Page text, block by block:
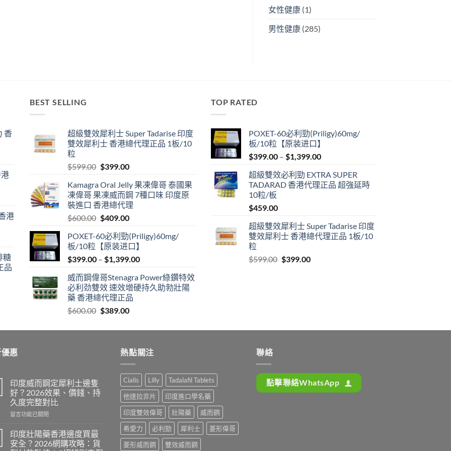
女性健康(1)
男性健康(285)
香
港
糖
品
BEST SELLING
超級雙效犀利士 Super Tadarise 印度
雙效犀利士 香港總代理正品 1板/10
粒
$599.00 Original
was:
$599.00.
$399.00Current
is:
$399.00.
Kamagra Oral Jelly 果凍偉哥 泰國果
凍偉哥 果凍威而鋼 7種口味 印度原
裝進口 香港總代理
$600.00 Original
was:
$600.00.
$409.00Current
is:
$409.00.
POXET-60必利勁(Priligy)60mg/
板/10粒【原装进口】
$399.00 – $1,399.00Price
$399.00
through
威而鋼偉哥Stenagra Power綠鑽特效
必利劲雙效 速效增硬持久助勃壯陽
藥 香港總代理正品
$600.00 Original
was:
$389.00Current
is:
TOP RATED
POXET-60必利勁(Priligy)60mg/
板/10粒【原装进口】
$399.00 – $1,399.00Price
$399.00
through
超級雙效必利勁 EXTRA SUPER
TADARAD 香港代理正品 超強延時
10粒/板
$459.00
超級雙效犀利士 Super Tadarise 印度
雙效犀利士 香港總代理正品 1板/10
粒
$599.00 Original
$399.00Current
惠
印度威而鋼定犀利士邊隻
好？2026效果、價錢、持
久度完整對比
在
度
威
而
留言功能已關閉
印度壯陽藥香港邊度買最
安全？2026網購攻略：貨
熱點關注
Cialis Lilly
Tadalafil Tablets
他達拉非片
印度進口學名藥
印度雙效偉哥
壯陽藥
威而鋼
希愛力
必利勁 犀利士
菱形偉哥
菱形威而鋼
雙效威而鋼
聯絡
點擊聯絡WhatsApp